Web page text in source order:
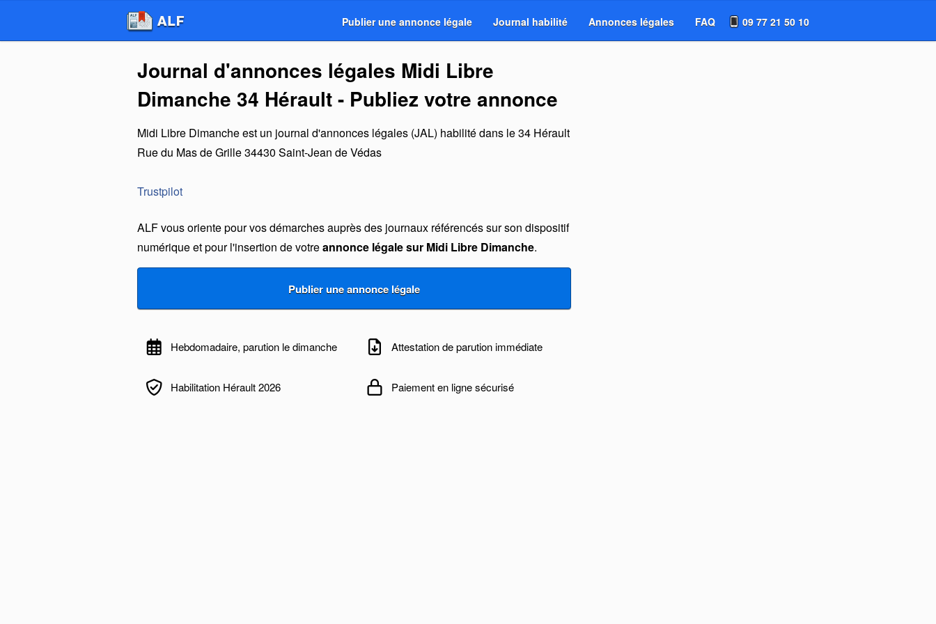
Publier une annonce légale Journal habilité Annonces légales FAQ 09 77 21 50 10
Journal d'annonces légales Midi Libre
Dimanche 34 Hérault - Publiez votre annonce
Midi Libre Dimancheest un journal d'annonces légales (JAL) habilité dans le 34 Hérault
Rue du Mas de Grille34430 Saint-Jean de Védas
Trustpilot
ALF vous oriente pour vos démarches auprès des journaux référencés sur son dispositif
numérique et pour l'insertion de votreannonce légale sur Midi Libre Dimanche.
Hebdomadaire, parution le dimanche Attestation de parution immédiate
Habilitation Hérault 2026 Paiement en ligne sécurisé